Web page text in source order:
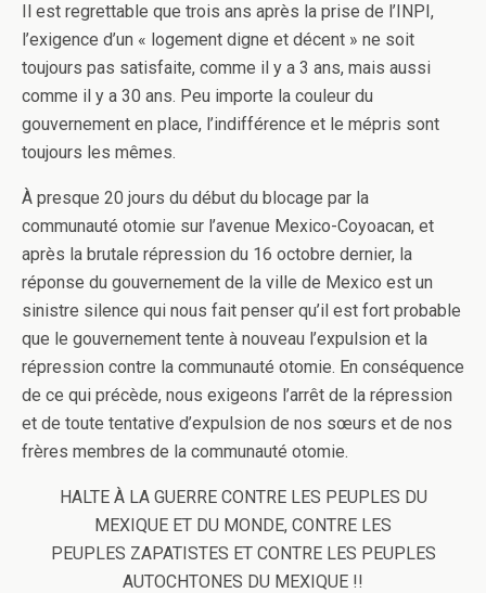
Il est regrettable que trois ans après la prise de l’INPI,
l’exigence d’un « logement digne et décent » ne soit
toujours pas satisfaite, comme il y a 3 ans, mais aussi
comme il y a 30 ans. Peu importe la couleur du
gouvernement en place, l’indifférence et le mépris sont
toujours les mêmes.
À presque 20 jours du début du blocage par la
communauté otomie sur l’avenue Mexico-Coyoacan, et
après la brutale répression du 16 octobre dernier, la
réponse du gouvernement de la ville de Mexico est un
sinistre silence qui nous fait penser qu’il est fort probable
que le gouvernement tente à nouveau l’expulsion et la
répression contre la communauté otomie. En conséquence
de ce qui précède, nous exigeons l’arrêt de la répression
et de toute tentative d’expulsion de nos sœurs et de nos
frères membres de la communauté otomie.
HALTE À LA GUERRE CONTRE LES PEUPLES DU
MEXIQUE ET DU MONDE, CONTRE LES
PEUPLES ZAPATISTES ET CONTRE LES PEUPLES
AUTOCHTONES DU MEXIQUE !!